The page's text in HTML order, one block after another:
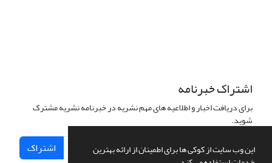
این وب سایت از کوکی ها برای اطمینان از ارائه بهترین
اشتراک خبرنامه
برای دریافت اخبار و اطلاعیه های مهم نشریه در خبرنامه نشریه مشترک
شوید.
اشتراک